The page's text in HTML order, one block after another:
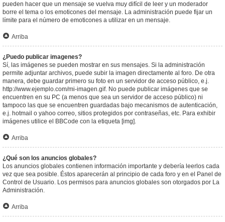
pueden hacer que un mensaje se vuelva muy difícil de leer y un moderador
borre el tema o los emoticones del mensaje. La administración puede fijar un
límite para el número de emoticones a utilizar en un mensaje.
Arriba
¿Puedo publicar imagenes?
Sí, las imágenes se pueden mostrar en sus mensajes. Si la administración
permite adjuntar archivos, puede subir la imagen directamente al foro. De otra
manera, debe guardar primero su foto en un servidor de acceso público, e.j.
http://www.ejemplo.com/mi-imagen.gif. No puede publicar imágenes que se
encuentren en su PC (a menos que sea un servidor de acceso público) ni
tampoco las que se encuentren guardadas bajo mecanismos de autenticación,
e.j. hotmail o yahoo correo, sitios protegidos por contraseñas, etc. Para exhibir
imágenes utilice el BBCode con la etiqueta [img].
Arriba
¿Qué son los anuncios globales?
Los anuncios globales contienen información importante y debería leerlos cada
vez que sea posible. Éstos aparecerán al principio de cada foro y en el Panel de
Control de Usuario. Los permisos para anuncios globales son otorgados por La
Administración.
Arriba